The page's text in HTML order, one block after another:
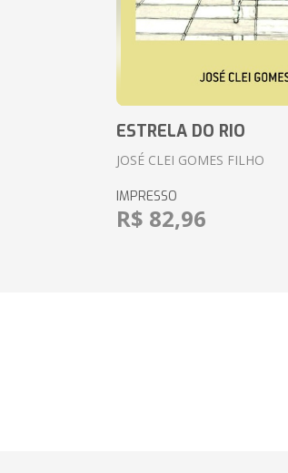
ESTRELA DO RIO
JOSÉ CLEI GOMES FILHO
IMPRESSO
R$ 82,96